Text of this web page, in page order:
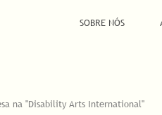
SOBRE NÓS
na "Disability Arts International"